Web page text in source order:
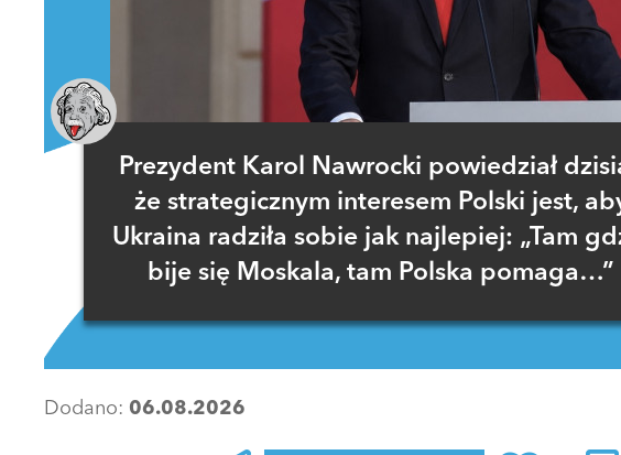
Prezydent Karol Nawrocki powiedział
że strategicznym interesem Polski jest,
Ukraina radziła sobie jak najlepiej: „Tam
bije się Moskala, tam Polska pomaga…”
Dodano: 06.08.2026